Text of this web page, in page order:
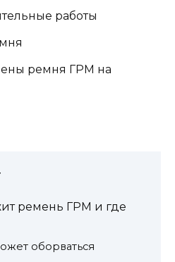
работы
ремня ГРМ на
ремень ГРМ и где
оборваться